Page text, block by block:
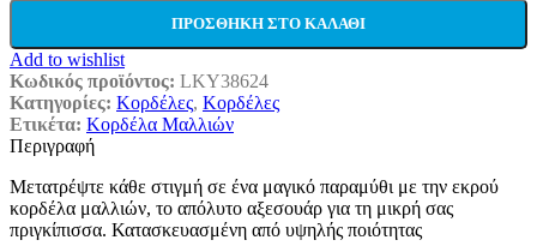
ΠΡΟΣΘΉΚΗ ΣΤΟ ΚΑΛΆΘΙ
Add to wishlist
Κωδικός προϊόντος: LKY38624
Κατηγορίες: Κορδέλες, Κορδέλες
Ετικέτα: Κορδέλα Μαλλιών
Περιγραφή
Μετατρέψτε κάθε στιγμή σε ένα μαγικό παραμύθι με την εκρού
κορδέλα μαλλιών, το απόλυτο αξεσουάρ για τη μικρή σας
πριγκίπισσα. Κατασκευασμένη από υψηλής ποιότητας